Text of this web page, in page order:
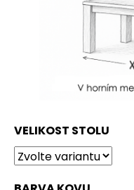
VELIKOST STOLU